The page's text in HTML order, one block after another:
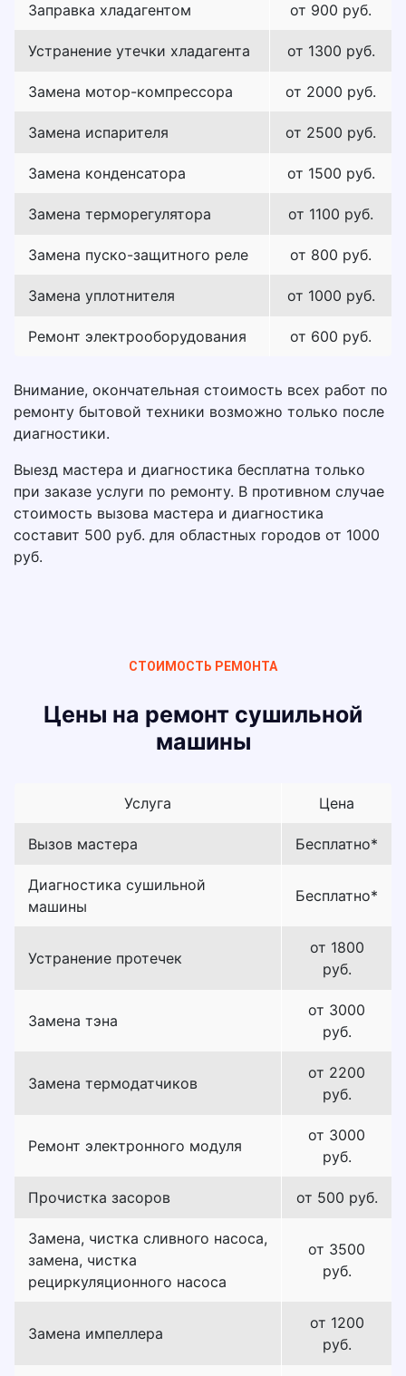
Заправка хладагентом от 900 руб.
Устранение утечки хладагента от 1300 руб.
Замена мотор-компрессора от 2000 руб.
Замена испарителя от 2500 руб.
Замена конденсатора от 1500 руб.
Замена терморегулятора от 1100 руб.
Замена пуско-защитного реле от 800 руб.
Замена уплотнителя от 1000 руб.
Ремонт электрооборудования от 600 руб.
Внимание, окончательная стоимость всех работ по
ремонту бытовой техники возможно только после
диагностики.
Выезд мастера и диагностика бесплатна только
при заказе услуги по ремонту. В противном случае
стоимость вызова мастера и диагностика
составит 500 руб. для областных городов от 1000
руб.
СТОИМОСТЬ РЕМОНТА
Цены на ремонт сушильной
машины
Услуга Цена
Вызов мастера Бесплатно*
Диагностика сушильной
машины
Бесплатно*
Устранение протечек
от 1800
руб.
Замена тэна
от 3000
руб.
Замена термодатчиков
от 2200
руб.
Ремонт электронного модуля
от 3000
руб.
Прочистка засоров от 500 руб.
Замена, чистка сливного насоса,
замена, чистка
рециркуляционного насоса
от 3500
руб.
Замена импеллера
от 1200
руб.